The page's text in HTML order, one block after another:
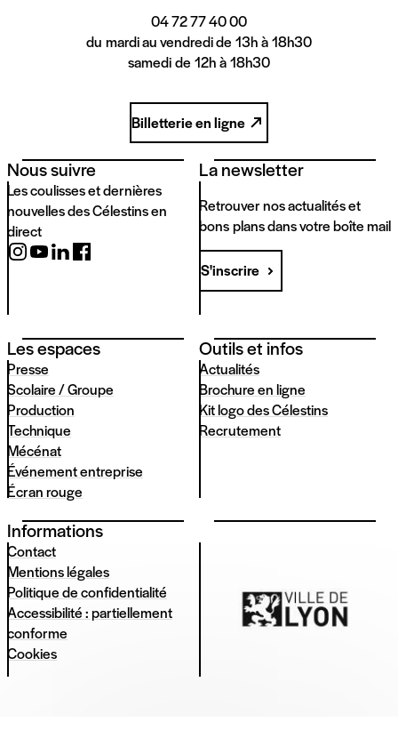
04 72 77 40 00
du mardi au vendredi de 13h à 18h30
samedi de 12h à 18h30
Billetterie en ligne
Nous suivre
Les coulisses et dernières
nouvelles des Célestins en
direct
La newsletter
Retrouver nos actualités et
bons plans dans votre boîte mail
S'inscrire
Les espaces
Presse
Scolaire / Groupe
Production
Technique
Mécénat
Événement entreprise
Écran rouge
Outils et infos
Actualités
Brochure en ligne
Kit logo des Célestins
Recrutement
Informations
Contact
Mentions légales
Politique de confidentialité
Accessibilité : partiellement
conforme
Cookies